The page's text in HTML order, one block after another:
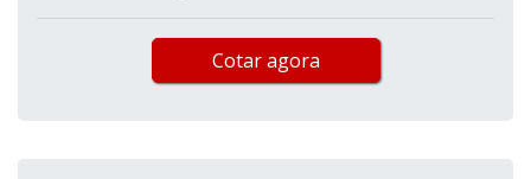
Cotar agora